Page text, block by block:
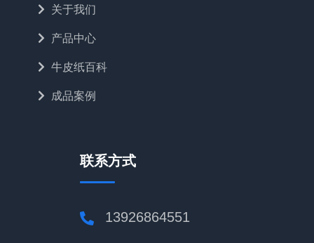
关于我们
产品中心
牛皮纸百科
成品案例
联系方式
13926864551